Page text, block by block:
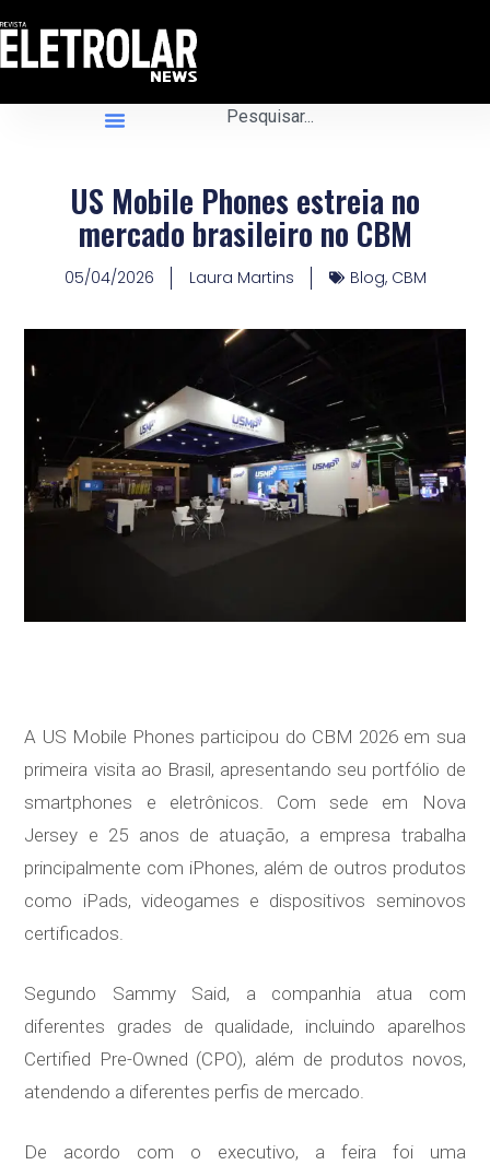
US Mobile Phones estreia no
mercado brasileiro no CBM
05/04/2026 Laura Martins Blog, CBM
A US Mobile Phones participou do CBM 2026 em sua
primeira visita ao Brasil, apresentando seu portfólio de
smartphones e eletrônicos. Com sede em Nova
Jersey e 25 anos de atuação, a empresa trabalha
principalmente com iPhones, além de outros produtos
como iPads, videogames e dispositivos seminovos
certificados.
Segundo Sammy Said, a companhia atua com
diferentes grades de qualidade, incluindo aparelhos
Certified Pre-Owned (CPO), além de produtos novos,
atendendo a diferentes perfis de mercado.
De acordo com o executivo, a feira foi uma